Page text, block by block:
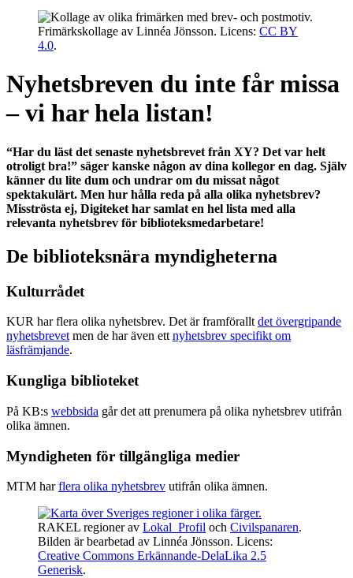
Frimärkskollage av Linnéa Jönsson. Licens: CC BY
4.0.
Nyhetsbreven du inte får missa
– vi har hela listan!
“Har du läst det senaste nyhetsbrevet från XY? Det var helt
otroligt bra!” säger kanske någon av dina kollegor en dag. Själv
känner du lite dum och undrar om du missat något
spektakulärt. Men hur hålla reda på alla olika nyhetsbrev?
Misströsta ej, Digiteket har samlat en hel lista med alla
relevanta nyhetsbrev för biblioteksmedarbetare!
De biblioteksnära myndigheterna
Kulturrådet
KUR har flera olika nyhetsbrev. Det är framföralltdet övergripande
nyhetsbrevetmen de har även ettnyhetsbrev specifikt om
läsfrämjande.
Kungliga biblioteket
På KB:s webbsida går det att prenumera på olika nyhetsbrev utifrån
olika ämnen.
Myndigheten för tillgängliga medier
MTM harflera olika nyhetsbrev utifrån olika ämnen.
RAKEL regioner av Lokal_Profil och Civilspanaren.
Bilden är bearbetad av Linnéa Jönsson. Licens:
Creative Commons Erkännande-DelaLika 2.5
Generisk.